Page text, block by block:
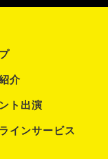
介
ト出演
インサービス